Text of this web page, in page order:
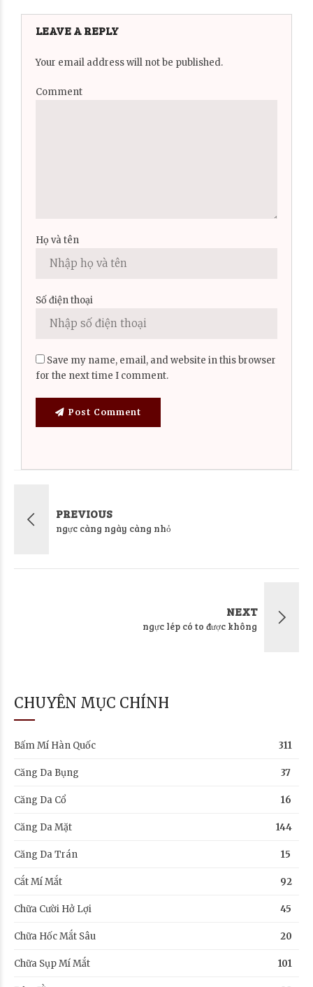
LEAVE A REPLY
Your email address will not be published.
Comment
Họ và tên
Số điện thoại
Save my name, email, and website in this browser
for the next time I comment.
Post Comment
PREVIOUS
ngực càng ngày càng nhỏ
NEXT
ngực lép có to được không
CHUYÊN MỤC CHÍNH
Bấm Mí Hàn Quốc 311
Căng Da Bụng 37
Căng Da Cổ 16
Căng Da Mặt 144
Căng Da Trán 15
Cắt Mí Mắt 92
Chữa Cười Hở Lợi 45
Chữa Hốc Mắt Sâu 20
Chữa Sụp Mí Mắt 101